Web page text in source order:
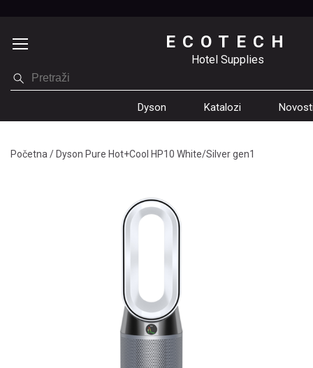
Dyson Katalozi
ECOTECH
Hotel Supplies
Početna /Dyson Pure Hot+Cool HP10 White/Silver gen1